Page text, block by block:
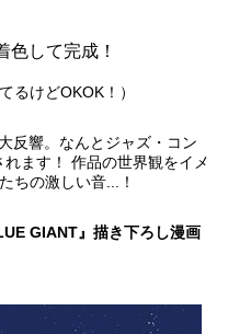
色して完成！
るけどOKOK！）
反響。なんとジャズ・コン
ます！ 作品の世界観をイメ
ちの激しい音...！
GIANT』描き下ろし漫画